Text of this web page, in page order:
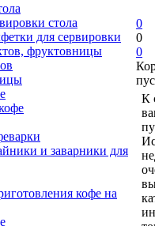
стола
для сервировки
фруктовницы
и заварники для
кофе на
0
0
0
К